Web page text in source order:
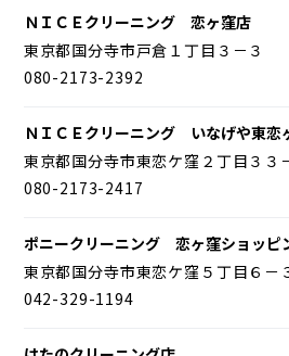
ＮＩＣＥクリーニング 恋ヶ窪店
東京都国分寺市戸倉１丁目３－３
080-2173-2392
ＮＩＣＥクリーニング いなげや東恋
東京都国分寺市東恋ケ窪２丁目３３
080-2173-2417
ポニークリーニング 恋ヶ窪ショッピ
東京都国分寺市東恋ケ窪５丁目６－
042-329-1194